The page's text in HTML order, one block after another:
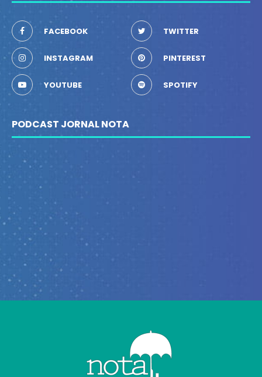
FACEBOOK TWITTER
INSTAGRAM PINTEREST
YOUTUBE SPOTIFY
PODCAST JORNAL NOTA